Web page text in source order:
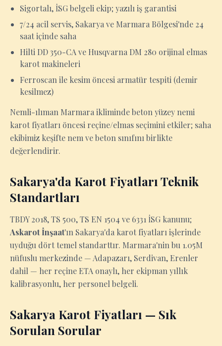
Sigortalı, İSG belgeli ekip; yazılı iş garantisi
7/24 acil servis, Sakarya ve Marmara Bölgesi'nde 24
saat içinde saha
Hilti DD 350-CA ve Husqvarna DM 280 orijinal elmas
karot makineleri
Ferroscan ile kesim öncesi armatür tespiti (demir
kesilmez)
Nemli-ılıman Marmara ikliminde beton yüzey nemi
karot fiyatları öncesi reçine/elmas seçimini etkiler; saha
ekibimiz keşifte nem ve beton sınıfını birlikte
değerlendirir.
Sakarya'da Karot Fiyatları Teknik
Standartları
TBDY 2018, TS 500, TS EN 1504 ve 6331 İSG kanunu;
Askarot İnşaat'ın Sakarya'da karot fiyatları işlerinde
uyduğu dört temel standarttır. Marmara'nin bu 1.05M
nüfuslu merkezinde — Adapazarı, Serdivan, Erenler
dahil — her reçine ETA onaylı, her ekipman yıllık
kalibrasyonlu, her personel belgeli.
Sakarya Karot Fiyatları — Sık
Sorulan Sorular